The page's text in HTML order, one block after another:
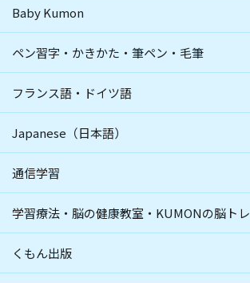
Baby Kumon
ペン習字・かきかた・筆ペン・毛筆
フランス語・ドイツ語
Japanese（日本語）
通信学習
学習療法・脳の健康教室・KUMONの脳トレ
くもん出版